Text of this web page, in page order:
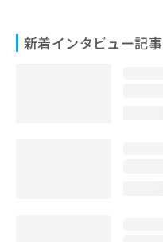
新着インタビュー記事